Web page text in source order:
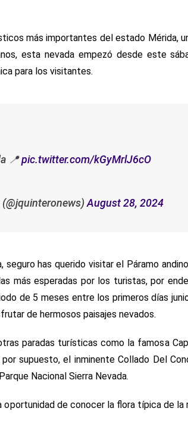
más importantes del estado Mérida,
esta nevada empezó desde este
para los visitantes.
📍pic.twitter.com/kGyMrlJ6cO
August 28, 2024
seguro has querido visitar el Páramo
más esperadas por los turistas, por
de 5 meses entre los primeros días
de hermosos paisajes nevados.
paradas turísticas como la famosa
supuesto, el inminente Collado Del
Nacional Sierra Nevada.
de conocer la flora típica de la